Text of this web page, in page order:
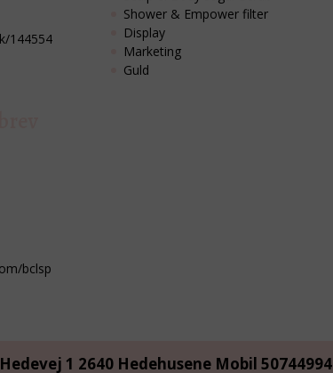
144554
bclsp
Shower & Empower filter
Display
Marketing
Guld
1 2640 Hedehusene Mobil 50744994